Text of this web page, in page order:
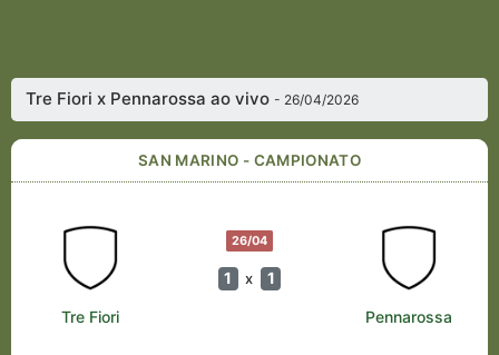
Tre Fiori x Pennarossa ao vivo- 26/04/2026
SAN MARINO - CAMPIONATO
26/04
1 x 1
Tre Fiori Pennarossa